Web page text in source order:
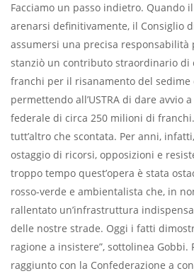
Facciamo un passo indietro. Quando
arenarsi definitivamente, il Consiglio
assumersi una precisa responsabilità
stanziò un contributo straordinario di
franchi per il risanamento del sedime
permettendo all’USTRA di dare avvio
federale di circa 250 milioni di
tutt’altro che scontata. Per anni,
ostaggio di ricorsi, opposizioni e
troppo tempo quest’opera è stata
rosso-verde e ambientalista che, in
rallentato un’infrastruttura
delle nostre strade. Oggi i fatti
ragione a insistere”, sottolinea Gobbi.
raggiunto con la Confederazione a